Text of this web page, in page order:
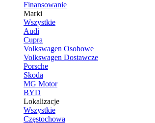
Finansowanie
Marki
Wszystkie
Audi
Cupra
Volkswagen Osobowe
Volkswagen Dostawcze
Porsche
Skoda
MG Motor
BYD
Lokalizacje
Wszystkie
Częstochowa